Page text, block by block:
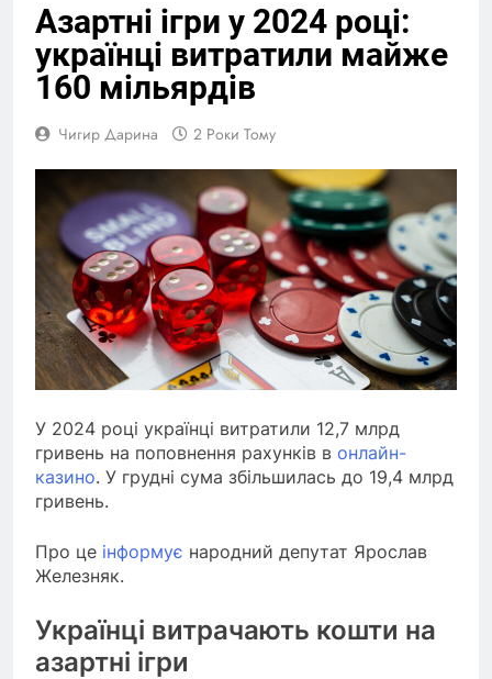
Азартні ігри у 2024 році:
українці витратили майже
160 мільярдів
Чигир Дарина 2 Роки Тому
У 2024 році українці витратили 12,7 млрд
гривень на поповнення рахунків в онлайн-
казино. У грудні сума збільшилась до 19,4 млрд
гривень.
Про це інформує народний депутат Ярослав
Железняк.
Українці витрачають кошти на
азартні ігри